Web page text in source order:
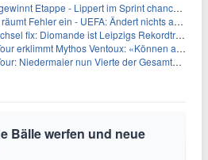
Etappe - Lippert im Sprint chancenlos
Fehler ein - UEFA: Ändert nichts an Boykott
fix: Diomande ist Leipzigs Rekordtransfer
erklimmt Mythos Ventoux: «Können alles schaffen»
Niedermaier nun Vierte der Gesamtwertung
Bälle werfen und neue